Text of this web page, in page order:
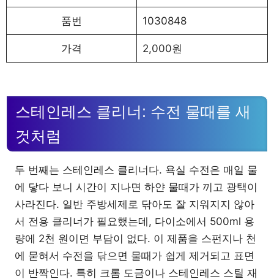
품번 1030848
가격 2,000원
스테인레스 클리너: 수전 물때를 새
것처럼
두 번째는 스테인레스 클리너다. 욕실 수전은 매일 물
에 닿다 보니 시간이 지나면 하얀 물때가 끼고 광택이
사라진다. 일반 주방세제로 닦아도 잘 지워지지 않아
서 전용 클리너가 필요했는데, 다이소에서 500ml 용
량에 2천 원이면 부담이 없다. 이 제품을 스펀지나 천
에 묻혀서 수전을 닦으면 물때가 쉽게 제거되고 표면
이 반짝인다. 특히 크롬 도금이나 스테인레스 스틸 재